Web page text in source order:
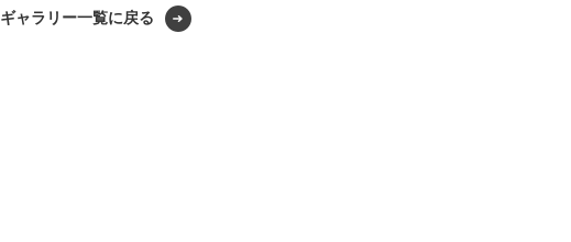
ギャラリー一覧に戻る